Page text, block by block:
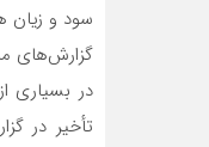
سود و
گزارش‌های
در بسیاری
تأخیر در